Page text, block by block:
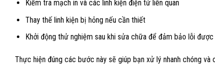
Kiểm tra mạch in và các linh kiện điện tử liên quan
Thay thế linh kiện bị hỏng nếu cần thiết
Khởi động thử nghiệm sau khi sửa chữa để đảm bảo lỗi
Thực hiện đúng các bước này sẽ giúp bạn xử lý nhanh chóng